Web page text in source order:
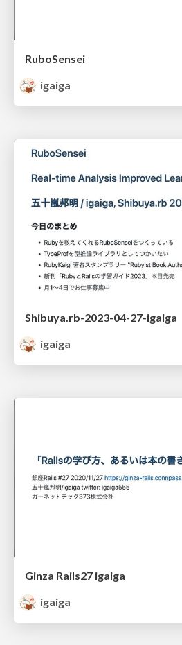
RuboSensei
igaiga
Shibuya.rb-2023-04-27-igaiga
igaiga
Ginza Rails27 igaiga
igaiga